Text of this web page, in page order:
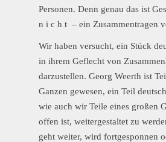
Personen. Denn genau das ist
n i c h t – ein Zusammentragen
Wir haben versucht, ein Stück
in ihrem Geflecht von
darzustellen. Georg Weerth ist
Ganzen gewesen, ein Teil
wie auch wir Teile eines großen
offen ist, weitergestaltet zu
geht weiter, wird fortgesponnen